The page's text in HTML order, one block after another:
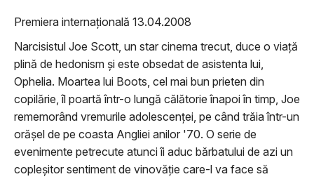
Premiera internațională 13.04.2008
Narcisistul Joe Scott, un star cinema trecut, duce o viață
plină de hedonism și este obsedat de asistenta lui,
Ophelia. Moartea lui Boots, cel mai bun prieten din
copilărie, îl poartă într-o lungă călătorie înapoi în timp, Joe
rememorând vremurile adolescenței, pe când trăia într-un
orășel de pe coasta Angliei anilor '70. O serie de
evenimente petrecute atunci îi aduc bărbatului de azi un
copleșitor sentiment de vinovăție care-l va face să